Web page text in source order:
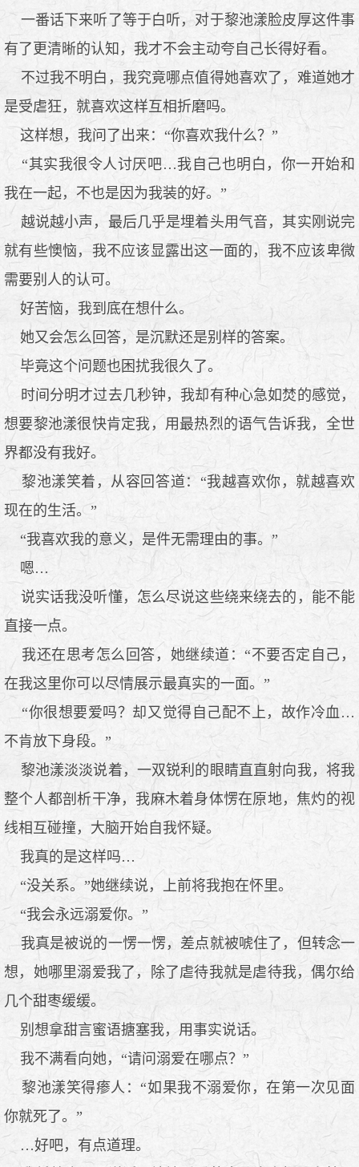
一番话下来听了等于白听，对于黎池漾脸皮厚这件事
有了更清晰的认知，我才不会主动夸自己长得好看。
不过我不明白，我究竟哪点值得她喜欢了，难道她才
是受虐狂，就喜欢这样互相折磨吗。
这样想，我问了出来：“你喜欢我什么？”
“其实我很令人讨厌吧…我自己也明白，你一开始和
我在一起，不也是因为我装的好。”
越说越小声，最后几乎是埋着头用气音，其实刚说完
就有些懊恼，我不应该显露出这一面的，我不应该卑微
需要别人的认可。
好苦恼，我到底在想什么。
她又会怎么回答，是沉默还是别样的答案。
毕竟这个问题也困扰我很久了。
时间分明才过去几秒钟，我却有种心急如焚的感觉，
想要黎池漾很快肯定我，用最热烈的语气告诉我，全世
界都没有我好。
黎池漾笑着，从容回答道：“我越喜欢你，就越喜欢
现在的生活。”
“我喜欢我的意义，是件无需理由的事。”
嗯…
说实话我没听懂，怎么尽说这些绕来绕去的，能不能
直接一点。
我还在思考怎么回答，她继续道：“不要否定自己，
在我这里你可以尽情展示最真实的一面。”
“你很想要爱吗？却又觉得自己配不上，故作冷血…
不肯放下身段。”
黎池漾淡淡说着，一双锐利的眼睛直直射向我，将我
整个人都剖析干净，我麻木着身体愣在原地，焦灼的视
线相互碰撞，大脑开始自我怀疑。
我真的是这样吗…
“没关系。”她继续说，上前将我抱在怀里。
“我会永远溺爱你。”
我真是被说的一愣一愣，差点就被唬住了，但转念一
想，她哪里溺爱我了，除了虐待我就是虐待我，偶尔给
几个甜枣缓缓。
别想拿甜言蜜语搪塞我，用事实说话。
我不满看向她，“请问溺爱在哪点？”
黎池漾笑得瘆人：“如果我不溺爱你，在第一次见面
你就死了。”
…好吧，有点道理。